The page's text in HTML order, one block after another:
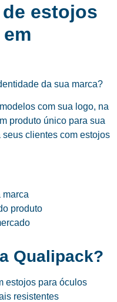
estojos
da sua marca?
com sua logo, na
produto único para sua
clientes com estojos
marca
produto
Qualipack?
estojos para óculos
resistentes